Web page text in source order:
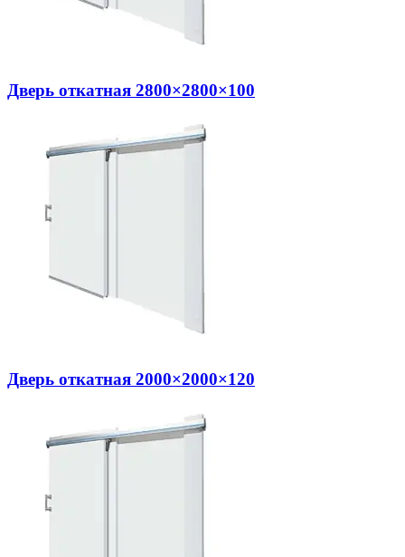
Дверь откатная 2800×2800×100
Дверь откатная 2000×2000×120